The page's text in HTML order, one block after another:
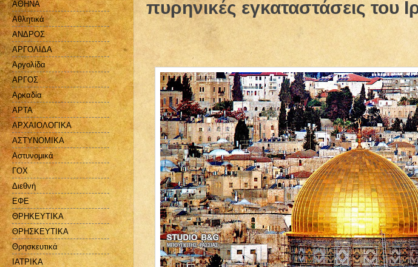
πυρηνικές εγκαταστάσεις του
ΑΘΗΝΑ
Αθλητικά
ΑΝΔΡΟΣ
ΑΡΓΟΛΙΔΑ
Αργολίδα
ΑΡΓΟΣ
Αρκαδία
ΑΡΤΑ
ΑΡΧΑΙΟΛΟΓΙΚΑ
ΑΣΤΥΝΟΜΙΚΑ
Αστυνομικά
ΓΟΧ
Διεθνή
ΕΦΕ
ΘΡΗΚΕΥΤΙΚΑ
ΘΡΗΣΚΕΥΤΙΚΑ
Θρησκευτικά
ΙΑΤΡΙΚΑ